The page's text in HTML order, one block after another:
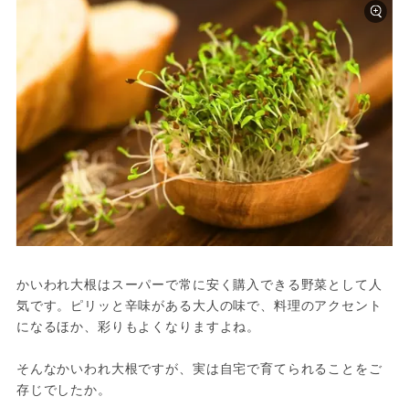
かいわれ大根はスーパーで常に安く購入できる野菜として人
気です。ピリッと辛味がある大人の味で、料理のアクセント
になるほか、彩りもよくなりますよね。
そんなかいわれ大根ですが、実は自宅で育てられることをご
存じでしたか。